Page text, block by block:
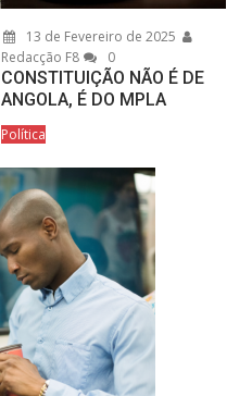
13 de Fevereiro de 2025
Redacção F8
0
CONSTITUIÇÃO NÃO É DE
ANGOLA, É DO MPLA
Política